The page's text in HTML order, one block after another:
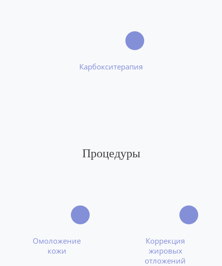
Карбокситерапия
Процедуры
Омоложение
кожи
Коррекция
жировых
отложений